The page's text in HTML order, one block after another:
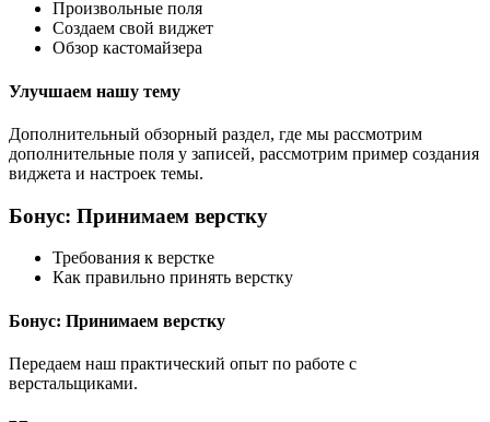
Произвольные поля
Создаем свой виджет
Обзор кастомайзера
Улучшаем нашу тему
Дополнительный обзорный раздел, где мы рассмотрим
дополнительные поля у записей, рассмотрим пример создания
виджета и настроек темы.
Бонус: Принимаем верстку
Требования к верстке
Как правильно принять верстку
Бонус: Принимаем верстку
Передаем наш практический опыт по работе с
верстальщиками.